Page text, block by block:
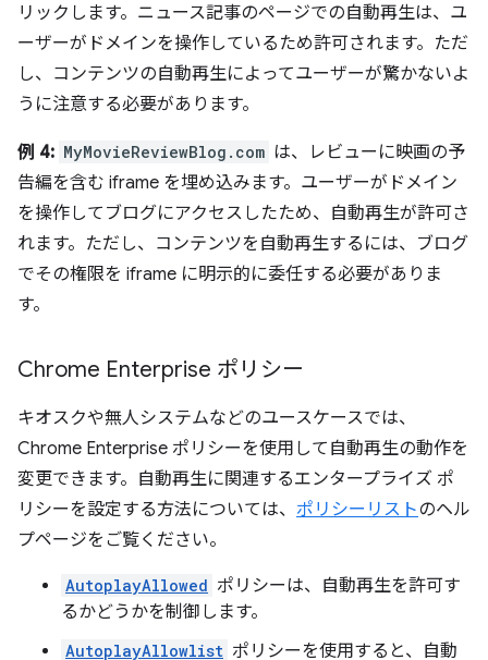
リックします。ニュース記事のページでの自動再生は、ユ
ーザーがドメインを操作しているため許可されます。ただ
し、コンテンツの自動再生によってユーザーが驚かないよ
うに注意する必要があります。
例 4: MyMovieReviewBlog.com は、レビューに映画の予
告編を含む iframe を埋め込みます。ユーザーがドメイン
を操作してブログにアクセスしたため、自動再生が許可さ
れます。ただし、コンテンツを自動再生するには、ブログ
でその権限を iframe に明示的に委任する必要がありま
す。
Chrome Enterprise ポリシー
キオスクや無人システムなどのユースケースでは、
Chrome Enterprise ポリシーを使用して自動再生の動作を
変更できます。自動再生に関連するエンタープライズ ポ
リシーを設定する方法については、 ポリシーリストのヘル
プページをご覧ください。
AutoplayAllowed ポリシーは、自動再生を許可す
るかどうかを制御します。
AutoplayAllowlist ポリシーを使用すると、自動